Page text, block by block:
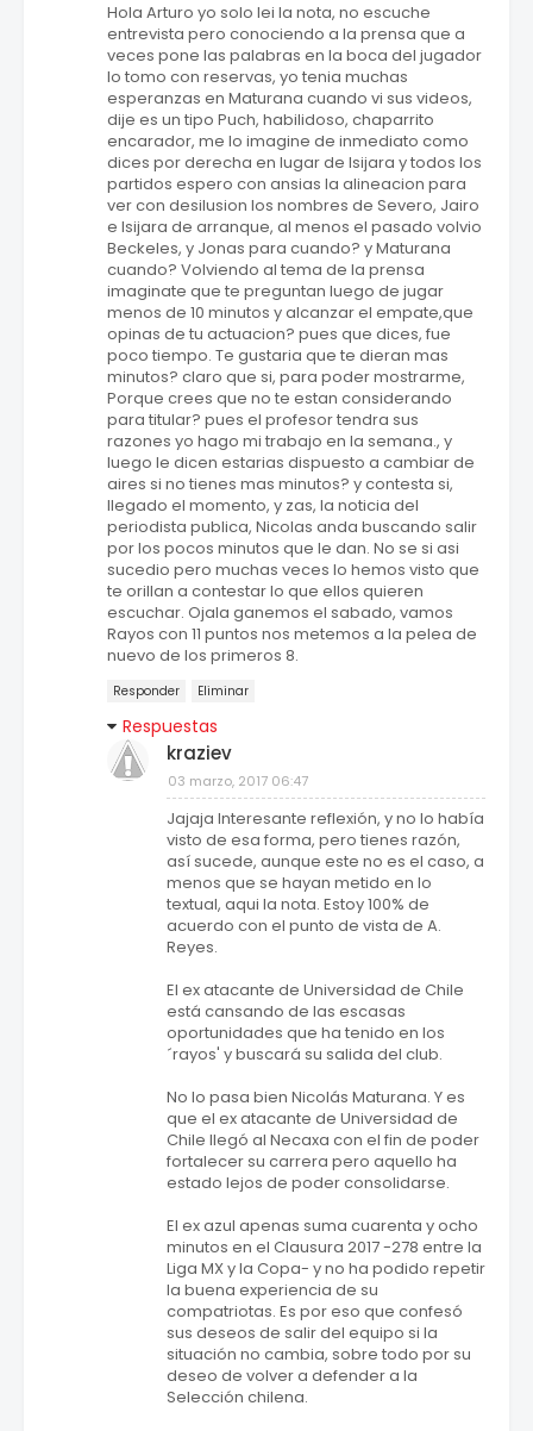
Hola Arturo yo solo lei la nota, no escuche
entrevista pero conociendo a la prensa que a
veces pone las palabras en la boca del jugador
lo tomo con reservas, yo tenia muchas
esperanzas en Maturana cuando vi sus videos,
dije es un tipo Puch, habilidoso, chaparrito
encarador, me lo imagine de inmediato como
dices por derecha en lugar de Isijara y todos los
partidos espero con ansias la alineacion para
ver con desilusion los nombres de Severo, Jairo
e Isijara de arranque, al menos el pasado volvio
Beckeles, y Jonas para cuando? y Maturana
cuando? Volviendo al tema de la prensa
imaginate que te preguntan luego de jugar
menos de 10 minutos y alcanzar el empate,que
opinas de tu actuacion? pues que dices, fue
poco tiempo. Te gustaria que te dieran mas
minutos? claro que si, para poder mostrarme,
Porque crees que no te estan considerando
para titular? pues el profesor tendra sus
razones yo hago mi trabajo en la semana., y
luego le dicen estarias dispuesto a cambiar de
aires si no tienes mas minutos? y contesta si,
llegado el momento, y zas, la noticia del
periodista publica, Nicolas anda buscando salir
por los pocos minutos que le dan. No se si asi
sucedio pero muchas veces lo hemos visto que
te orillan a contestar lo que ellos quieren
escuchar. Ojala ganemos el sabado, vamos
Rayos con 11 puntos nos metemos a la pelea de
nuevo de los primeros 8.
Responder Eliminar
Respuestas
kraziev
03 marzo, 2017 06:47
Jajaja Interesante reflexión, y no lo había
visto de esa forma, pero tienes razón,
así sucede, aunque este no es el caso, a
menos que se hayan metido en lo
textual, aqui la nota. Estoy 100% de
acuerdo con el punto de vista de A.
Reyes.
El ex atacante de Universidad de Chile
está cansando de las escasas
oportunidades que ha tenido en los
´rayos' y buscará su salida del club.
No lo pasa bien Nicolás Maturana. Y es
que el ex atacante de Universidad de
Chile llegó al Necaxa con el fin de poder
fortalecer su carrera pero aquello ha
estado lejos de poder consolidarse.
El ex azul apenas suma cuarenta y ocho
minutos en el Clausura 2017 -278 entre la
Liga MX y la Copa- y no ha podido repetir
la buena experiencia de su
compatriotas. Es por eso que confesó
sus deseos de salir del equipo si la
situación no cambia, sobre todo por su
deseo de volver a defender a la
Selección chilena.